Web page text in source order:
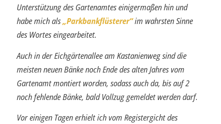
Unterstützung des Gartenamtes einigermaßen hin und
habe mich als„Parkbankflüsterer“im wahrsten Sinne
des Wortes eingearbeitet.
Auch in der Eichgärtenallee am Kastanienweg sind die
meisten neuen Bänke noch Ende des alten Jahres vom
Gartenamt montiert worden, sodass auch da, bis auf2
noch fehlende Bänke, bald Vollzug gemeldet werden darf.
Vor einigen Tagen erhielt ich vom Registergicht des